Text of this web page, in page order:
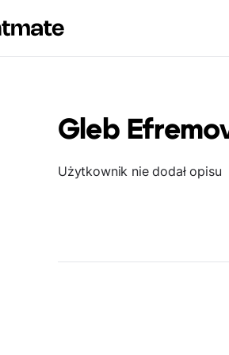
Gleb
Użytkownik nie dodał opisu